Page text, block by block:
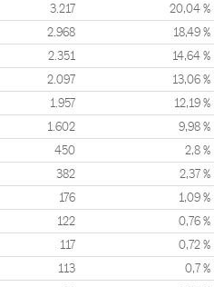
3.217 20,04 %
2.968 18,49 %
2.351 14,64 %
2.097 13,06 %
1.957 12,19 %
1.602 9,98 %
450 2,8 %
382 2,37 %
176 1,09 %
122 0,76 %
117 0,72 %
113 0,7 %